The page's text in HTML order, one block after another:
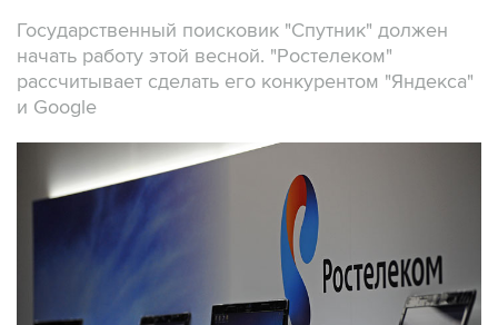
Государственный поисковик "Спутник" должен
начать работу этой весной. "Ростелеком"
рассчитывает сделать его конкурентом "Яндекса"
и Google